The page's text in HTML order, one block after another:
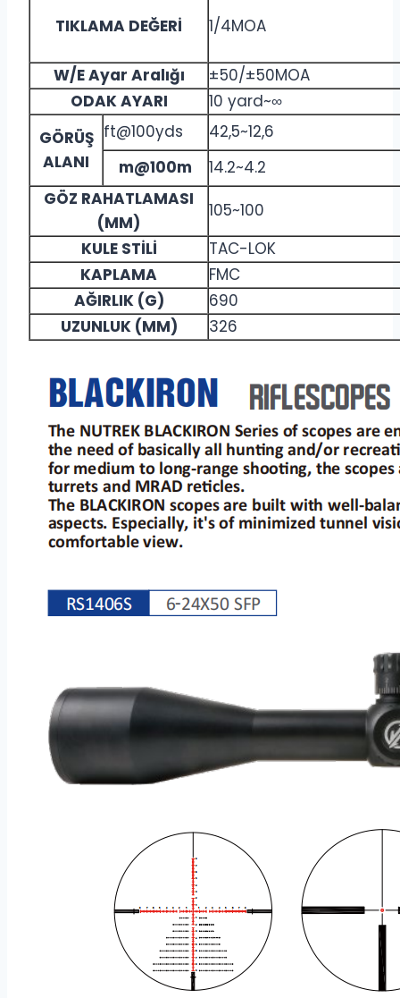
TIKLAMA DEĞERİ 1/4MOA
W/E Ayar Aralığı
±50/±50MOA
ODAK AYARI
10 yard~∞
GÖRÜŞ
ALANI
ft@100yds
42,5~12,6
m@100m
14.2~4.2
GÖZ RAHATLAMASI
(MM)
105~100
KULE STİLİ
TAC-LOK
KAPLAMA
FMC
AĞIRLIK (G)
690
UZUNLUK (MM)
326